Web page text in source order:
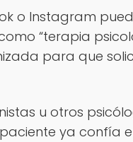
o Instagram
“terapia
para que
u otros
ya confía